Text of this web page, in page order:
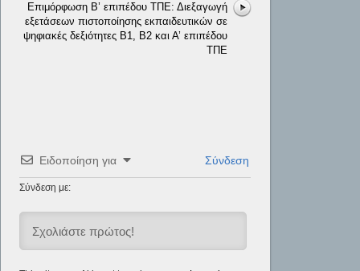
Επιμόρφωση Β’ επιπέδου ΤΠΕ: Διεξαγωγή
εξετάσεων πιστοποίησης εκπαιδευτικών σε
ψηφιακές δεξιότητες Β1, Β2 και Α’ επιπέδου
ΤΠΕ
Ειδοποίηση για Σύνδεση
Σύνδεση με: